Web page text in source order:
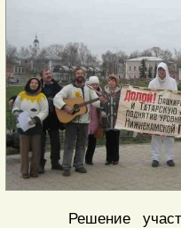
Решение